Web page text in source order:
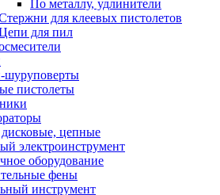
По металлу, удлинители
для клеевых пистолетов
для пил
шуруповерты
пистолеты
цепные
электроинструмент
оборудование
фены
инструмент